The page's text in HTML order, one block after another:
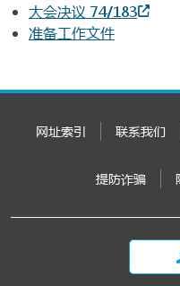
大会决议 74/183
准备工作文件
网址索引 联系我们
提防诈骗